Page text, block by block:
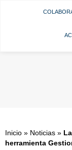
Inicio » Noticias »
herramienta